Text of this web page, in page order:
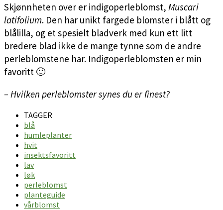
Skjønnheten over er indigoperleblomst, Muscari
latifolium. Den har unikt fargede blomster i blått og
blålilla, og et spesielt bladverk med kun ett litt
bredere blad ikke de mange tynne som de andre
perleblomstene har. Indigoperleblomsten er min
favoritt 🙂
– Hvilken perleblomster synes du er finest?
TAGGER
blå
humleplanter
hvit
insektsfavoritt
lav
løk
perleblomst
planteguide
vårblomst